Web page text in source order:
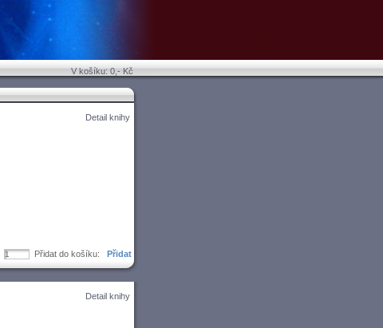
V košíku: 0,- Kč
Detail knihy
Přidat do košíku:
Detail knihy